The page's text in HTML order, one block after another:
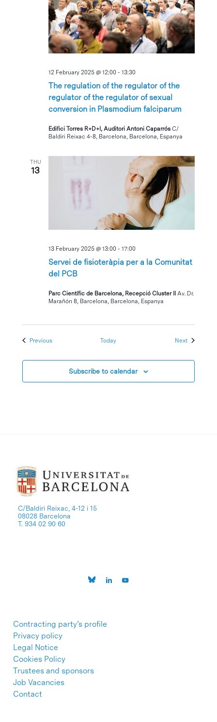
The regulation of the regulator of the
regulator of the regulator of sexual
conversion in Plasmodium falciparum
12 February 2025 @ 12:00 -13:30
Edifici Torres R+D+I, Auditori Antoni CaparrósC/
Baldiri Reixac 4-8, Barcelona, Barcelona, Espanya
THU
13
Servei de fisioteràpia per a la Comunitat
del PCB
13 February 2025 @ 13:00 -17:00
Parc Científic de Barcelona, Recepció Cluster II Av. Dr.
Marañón 8, Barcelona, Barcelona, Espanya
PreviousEvents Today NextEvents
Subscribe to calendar
C/Baldiri Reixac, 4-12 i 15
08028 Barcelona
T. 934 02 90 60
Contracting party’s profile
Privacy policy
Legal Notice
Cookies Policy
Trustees and sponsors
Job Vacancies
Contact